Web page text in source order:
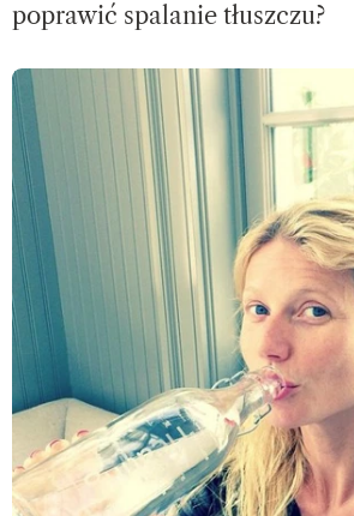
poprawić spalanie tłuszczu?